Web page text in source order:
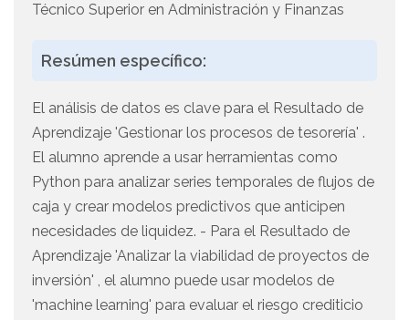
Técnico Superior en Administración y Finanzas
Resúmen específico:
El análisis de datos es clave para el Resultado de
Aprendizaje 'Gestionar los procesos de tesorería' .
El alumno aprende a usar herramientas como
Python para analizar series temporales de flujos de
caja y crear modelos predictivos que anticipen
necesidades de liquidez. - Para el Resultado de
Aprendizaje 'Analizar la viabilidad de proyectos de
inversión' , el alumno puede usar modelos de
'machine learning' para evaluar el riesgo crediticio